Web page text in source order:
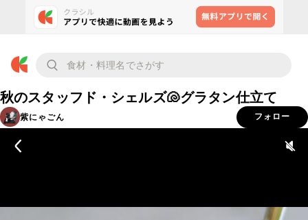
秋のスタッフド・シェルズ🐚グラタン仕立て
紫にゃごん フォロー